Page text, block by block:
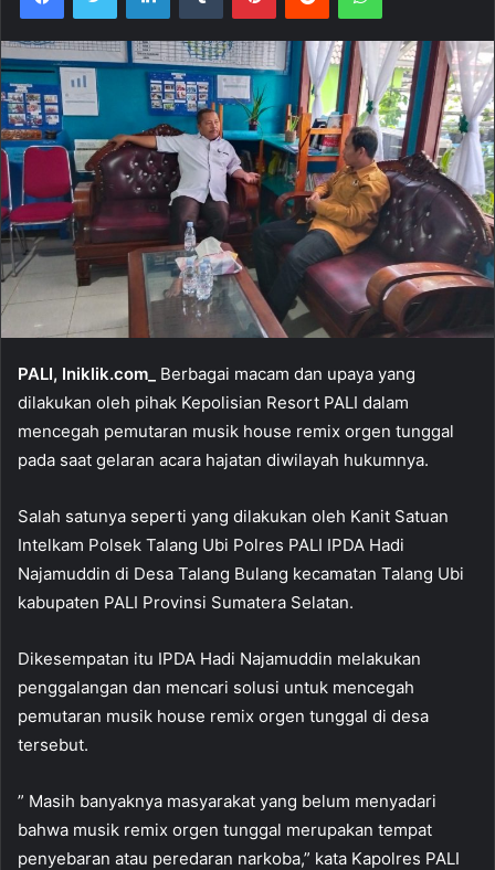
PALI, Iniklik.com_
Berbagai macam dan upaya yang
dilakukan oleh pihak Kepolisian Resort PALI dalam
mencegah pemutaran musik house remix orgen tunggal
pada saat gelaran acara hajatan diwilayah hukumnya.
Salah satunya seperti yang dilakukan oleh Kanit Satuan
Intelkam Polsek Talang Ubi Polres PALI IPDA Hadi
Najamuddin di Desa Talang Bulang kecamatan Talang Ubi
kabupaten PALI Provinsi Sumatera Selatan.
Dikesempatan itu IPDA Hadi Najamuddin melakukan
penggalangan dan mencari solusi untuk mencegah
pemutaran musik house remix orgen tunggal di desa
tersebut.
” Masih banyaknya masyarakat yang belum menyadari
bahwa musik remix orgen tunggal merupakan tempat
penyebaran atau peredaran narkoba,” kata Kapolres PALI